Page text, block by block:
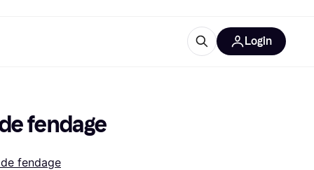
Login
fendage
fendage